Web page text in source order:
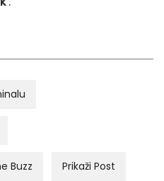
Buzz Prikaži Post